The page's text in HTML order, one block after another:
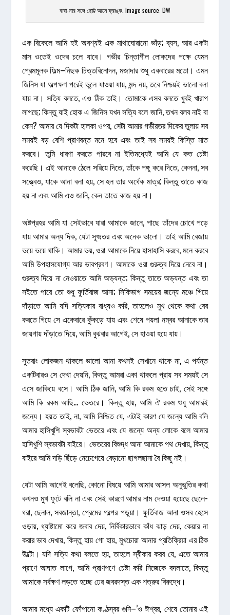
বাবা-মার সঙ্গে ছোট্ট আনে ফ্রাঙ্ক. Image source: DW
এক বিকেলে আমি হই অবশ্যই এক মাথাঘোরানো ভাঁড়; ব্যস, আর একটা
মাস ওতেই ওদের চলে যাবে। গভীর চিন্তাশীল লোকদের পক্ষে যেমন
প্রেমমূলক ফিল্ম–নিছক চিত্তবিনোদন, মজাদার শুধু একবারের মতো। এমন
জিনিস যা অল্পক্ষণ পরেই ভুলে যাওয়া যায়, মন্দ নয়, তবে নিশ্চয়ই ভালো বলা
যায় না। সত্যি বলতে, এও ঠিক তাই। তোমাকে এসব বলতে খুবই খারাপ
লাগছে; কিন্তু যাই হোক এ জিনিস যখন সত্যি বলে জানি, তখন বলব নাই বা
কেন? আমার যে দিকটা হালকা ওপর, সেটা আমার গভীরতর দিকের তুলায় সব
সময়ই বড় বেশি প্রাণবন্ত মনে হবে এবং তাই সব সময়ই কিস্তি মাত
করবে। তুমি ধারণা করতে পারবে না ইতিমধ্যেই আমি যে কত চেষ্টা
করেছি। এই আনাকে ঠেলে সরিয়ে দিতে, তাঁকে পঙ্গু করে দিতে, কেননা, সব
সত্ত্বেও, যাকে আনা বলা হয়, সে হল তার অর্ধেক মাত্র; কিন্তু তাতে কাজ
হয় না এবং আমি এও জানি, কেন তাতে কাজ হয় না।
অষ্টপ্রহর আমি যা সেইভাবে যারা আমাকে জানে, পাছে তাঁদের চোখে পড়ে
যায় আমার অন্য দিক, যেটা সূক্ষ্মতর এবং অনেক ভালো। তাই আমি বেজায়
ভয়ে ভয়ে থাকি। আমার ভয়, ওরা আমাকে নিয়ে হাসাহাসি করবে, মনে করবে
আমি উপহাসযোগ্য আর ভাবপ্রবণ। আমাকে ওরা গুরুত্ব দিয়ে নেবে না।
গুরুত্ব দিয়ে না নেওয়াতে আমি অভ্যন্ত; কিন্তু তাতে অভ্যন্ত এবং তা
সইতে পারে তো শুধু ফুর্তিবাজ আনা; সিকিভাগ সময়ের জন্যে মঞ্চে গিয়ে
দাঁড়াতে আমি যদি সত্যিকার বাধ্যও করি, তাহলেও মুখ থেকে কথা বের
করতে গিয়ে সে একেবারে কুঁকড়ে যায় এবং শেষে পয়লা নম্বর আনাকে তার
জায়গায় দাঁড়াতে দিয়ে, আমি বুঝবার আগেই, সে হাওয়া হয়ে যায়।
সুতরাং লোকজন থাকলে ভালো আনা কখনই সেখানে থাকে না, এ পর্যন্ত
একটিবারও সে দেখা দেয়নি, কিন্তু আমরা একা থাকলে প্রায় সব সময়ই সে
এসে জাকিয়ে বসে। আমি ঠিক জানি, আমি কি রকম হতে চাই, সেই সঙ্গে
আমি কি রকম আছি… ভেতরে। কিন্তু হায়, আমি ঐ রকম শুধু আমারই
জন্যে। হয়ত তাই, না, আমি নিশ্চিত যে, এটাই কারণ যে জন্যে আমি বলি
আমার হাসিখুশি স্বভাবটা ভেতরে এবং যে জন্যে অন্য লোকে বলে আমার
হাসিখুশি স্বভাবটা বাইরে। ভেতরের বিশুদ্ধ আনা আমাকে পথ দেখায়, কিন্তু
বাইরে আমি দড়ি ছিঁড়ে নেচেগেয়ে বেড়ানো ছাগলছানা বৈ কিছু নই।
যেটা আমি আগেই বলেছি, কোনো বিষয়ে আমি আমার আসল অনুভুতির কথা
কখনও মুখ ফুটে বলি না এবং সেই কারণে আমার নাম দেওয়া হয়েছে ছেলে-
ধরা, ছেনাল, সবজান্তা, প্রেমের গল্পের পড়ুয়া। ফুর্তিবাজ আনা ওসব হেসে
ওড়ায়, ধ্যাষ্টামো করে জবাব দেয়, নির্বিকারভাবে কাঁধ ঝাড় দেয়, কেয়ার না
করার ভাব দেখায়, কিন্তু হায় গো হায়, মুখচোরা আনার প্রতিক্রিয়া এর ঠিক
উল্টো। যদি সত্যি কথা বলতে হয়, তাহলে স্বীকার করব যে, এতে আমার
প্রাণে আঘাত লাগে, আমি প্রাণপণে চেষ্টা করি নিজেকে বদলাতে, কিন্তু
আমাকে সর্বক্ষণ লড়তে হচ্ছে ঢের জবরদস্ত এক শত্রুর বিরুদ্ধে।
আমার মধ্যে একটি ফোঁপানো কণ্ঠস্বর গুনি–’ও ঈশ্বর, শেষে তোমার এই